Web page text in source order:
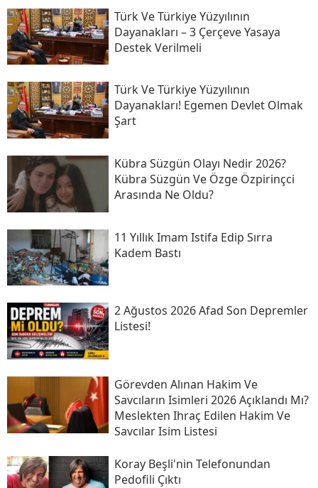
Türk Ve Türkiye Yüzyılının
Dayanakları – 3 Çerçeve Yasaya
Destek Verilmeli
Türk Ve Türkiye Yüzyılının
Dayanakları! Egemen Devlet Olmak
Şart
Kübra Süzgün Olayı Nedir 2026?
Kübra Süzgün Ve Özge Özpirinçci
Arasında Ne Oldu?
11 Yıllık Imam Istifa Edip Sırra
Kadem Bastı
2 Ağustos 2026 Afad Son Depremler
Listesi!
Görevden Alınan Hakim Ve
Savcıların Isimleri 2026 Açıklandı Mı?
Meslekten Ihraç Edilen Hakim Ve
Savcılar Isim Listesi
Koray Beşli'nin Telefonundan
Pedofili Çıktı